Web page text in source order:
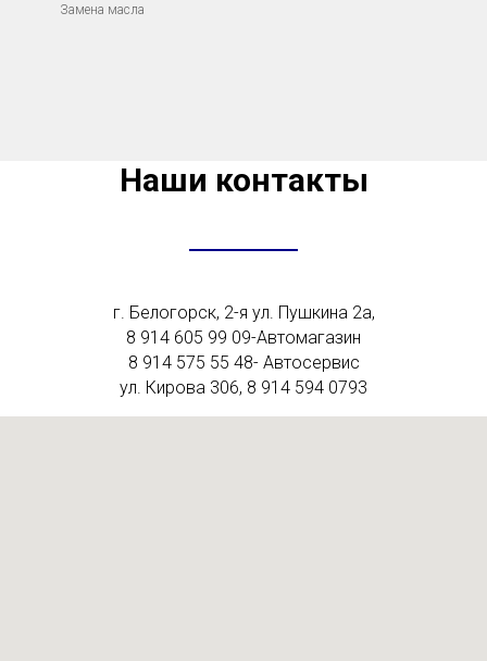
Замена масла
Наши контакты
г. Белогорск, 2-я ул. Пушкина 2а,
8 914 605 99 09-Автомагазин
8 914 575 55 48- Автосервис
ул. Кирова 306, 8 914 594 0793